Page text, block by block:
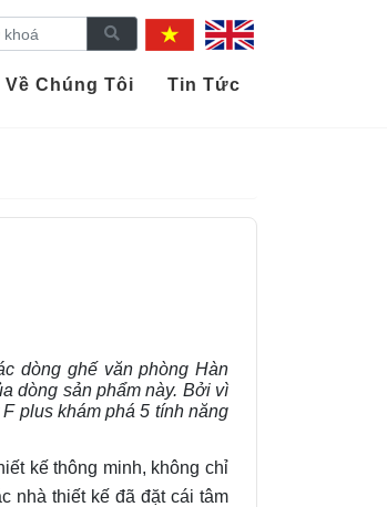
Về Chúng Tôi Tin Tức
dòng ghế văn phòng Hàn
dòng sản phẩm này. Bởi vì
plus khám phá 5 tính năng
kế thông minh, không chỉ
nhà thiết kế đã đặt cái tâm